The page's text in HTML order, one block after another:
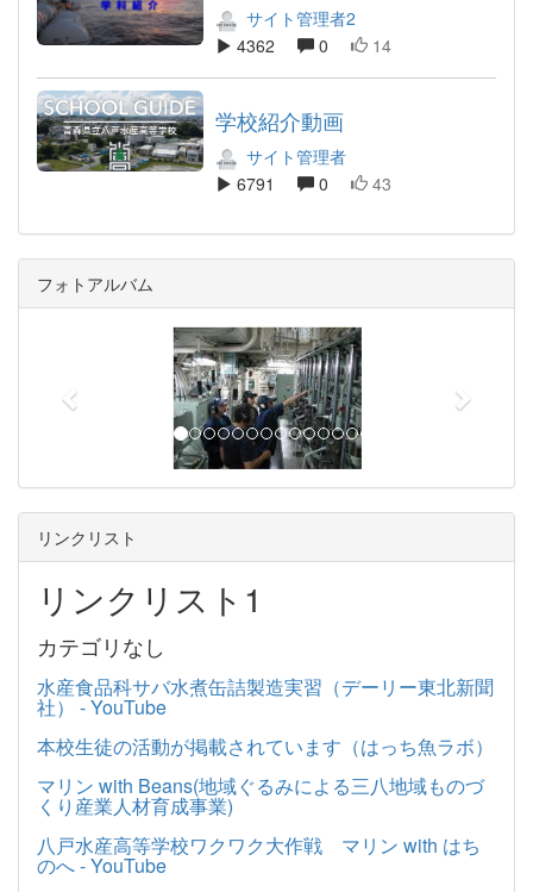
サイト管理者2
4362
0 14
学校紹介動画
サイト管理者
6791
0 43
フォトアルバム
e
o
u
x
リンクリスト
リンクリスト1
カテゴリなし
水産食品科サバ水煮缶詰製造実習（デーリー東北新聞
社） - YouTube
本校生徒の活動が掲載されています（はっち魚ラボ）
マリン with Beans(地域ぐるみによる三八地域ものづ
くり産業人材育成事業)
八戸水産高等学校ワクワク大作戦 マリン with はち
のへ - YouTube